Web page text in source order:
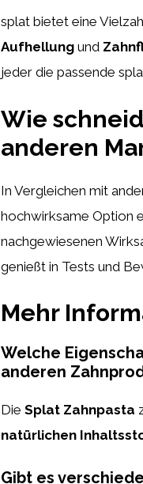
splat bietet eine
Aufhellung und
jeder die passende
Wie
anderen
In Vergleichen mit
hochwirksame Option
nachgewiesenen
genießt in Tests und
Mehr
Welche
anderen
Die Splat Zahnpasta
natürlichen
Gibt es